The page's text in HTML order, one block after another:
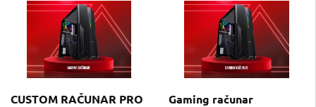
CUSTOM RAČUNAR PRO
Gaming računar